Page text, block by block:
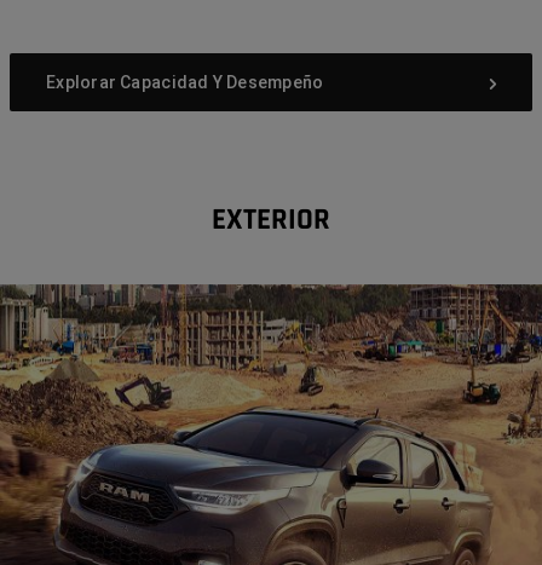
Explorar Capacidad Y Desempeño
EXTERIOR